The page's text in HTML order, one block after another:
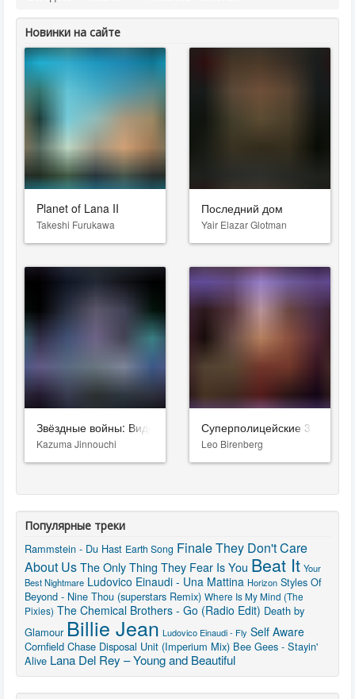
Новинки на сайте
Planet of Lana II
Takeshi Furukawa
Последний дом
Yair Elazar Glotman
Звёздные войны: Видения. Девятый джедай
Kazuma Jinnouchi
Суперполицейские 3
Leo Birenberg
Популярные треки
Rammstein - Du Hast Earth Song FinaleThey Don't Care
About UsThe Only Thing They Fear Is You Beat It Your
Best Nightmare Ludovico Einaudi - Una Mattina Horizon Styles Of
Beyond - Nine Thou (superstars Remix) Where Is My Mind (The
Pixies) The Chemical Brothers - Go (Radio Edit) Death by
Glamour Billie Jean Ludovico Einaudi - Fly Self Aware
Cornfield Chase Disposal Unit (Imperium Mix) Bee Gees - Stayin'
Alive Lana Del Rey – Young and Beautiful